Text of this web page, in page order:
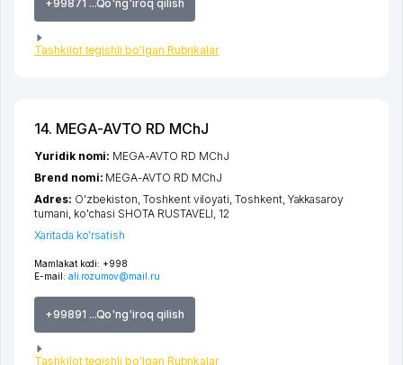
+99871 ...Qo'ng'iroq qilish
Tashkilot tegishli bo'lgan Rubrikalar
14. MEGA-AVTO RD MChJ
Mamlakat kodi: +998
E-mail: ali.rozumov@mail.ru
+99891 ...Qo'ng'iroq qilish
Tashkilot tegishli bo'lgan Rubrikalar
Yuridik nomi: MEGA-AVTO RD MChJ
Brend nomi: MEGA-AVTO RD MChJ
Adres: O'zbekiston,Toshkent viloyati ,Toshkent, Yakkasaroy
tumani ko'chasi SHOTA RUSTAVELI , 12
Xaritada ko'rsatish